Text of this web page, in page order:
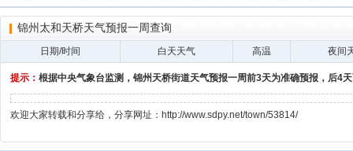
锦州太和天桥天气预报一周查询
日期/时间 白天天气 高温 夜间
提示： 根据中央气象台监测，锦州天桥街道天气预报一周前3天为准确预报，后4
欢迎大家转载和分享给，分享网址：http://www.sdpy.net/town/53814/